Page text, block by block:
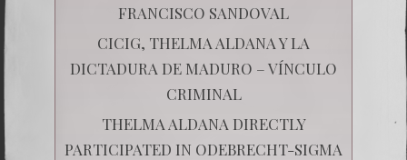
FRANCISCO SANDOVAL
CICIG, THELMA ALDANA Y LA
DICTADURA DE MADURO – VÍNCULO
CRIMINAL
THELMA ALDANA DIRECTLY
PARTICIPATED IN ODEBRECHT-SIGMA